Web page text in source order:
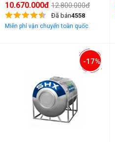
10.670.000đ 12.800.000đ
Đã bán4558
Miễn phí vận chuyển toàn quốc
-17%